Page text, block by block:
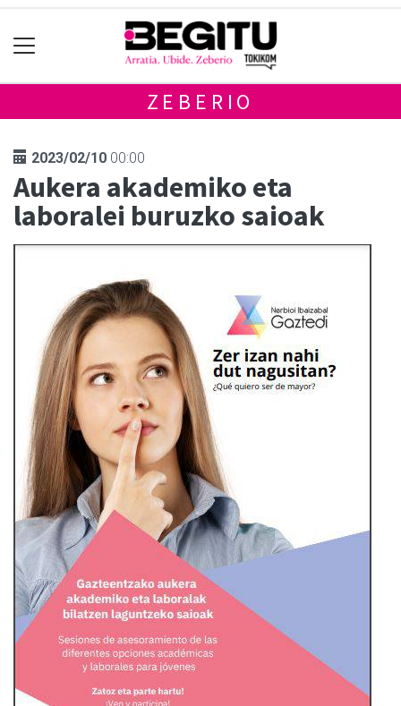
ZEBERIO
2023/02/10 00:00
Aukera akademiko eta
laboralei buruzko saioak